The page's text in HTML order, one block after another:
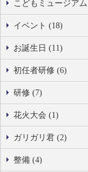
こどもミュージア
イベント (18)
お誕生日 (11)
初任者研修 (6)
研修 (7)
花火大会 (1)
ガリガリ君 (2)
整備 (4)